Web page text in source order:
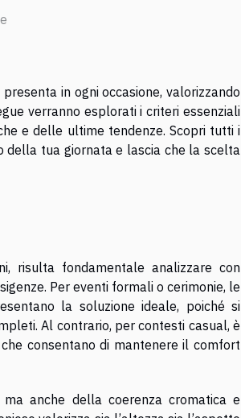
in ogni occasione, valorizzando
verranno esplorati i criteri essenziali
e delle ultime tendenze. Scopri tutti i
tua giornata e lascia che la scelta
risulta fondamentale analizzare con
Per eventi formali o cerimonie, le
la soluzione ideale, poiché si
Al contrario, per contesti casual, è
consentano di mantenere il comfort
anche della coerenza cromatica e